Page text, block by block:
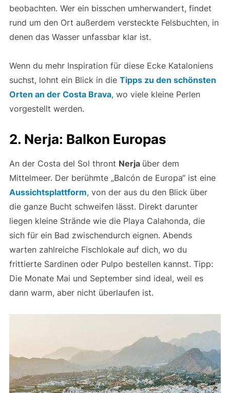
beobachten. Wer ein bisschen umherwandert, findet
rund um den Ort außerdem versteckte Felsbuchten, in
denen das Wasser unfassbar klar ist.
Wenn du mehr Inspiration für diese Ecke Kataloniens
suchst, lohnt ein Blick in die Tipps zu den schönsten
Orten an der Costa Brava, wo viele kleine Perlen
vorgestellt werden.
2. Nerja: Balkon Europas
An der Costa del Sol thront Nerja über dem
Mittelmeer. Der berühmte „Balcón de Europa“ ist eine
Aussichtsplattform, von der aus du den Blick über
die ganze Bucht schweifen lässt. Direkt darunter
liegen kleine Strände wie die Playa Calahonda, die
sich für ein Bad zwischendurch eignen. Abends
warten zahlreiche Fischlokale auf dich, wo du
frittierte Sardinen oder Pulpo bestellen kannst. Tipp:
Die Monate Mai und September sind ideal, weil es
dann warm, aber nicht überlaufen ist.